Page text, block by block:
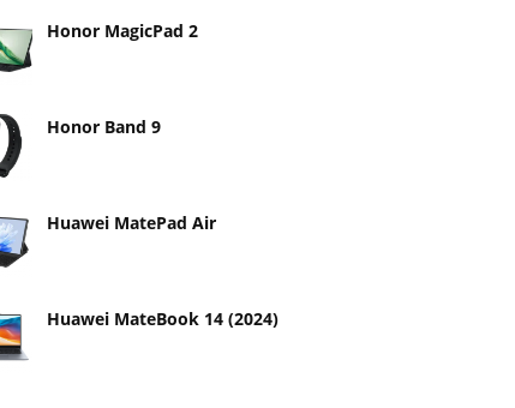
Honor MagicPad 2
Honor Band 9
Huawei MatePad Air
Huawei MateBook 14 (2024)